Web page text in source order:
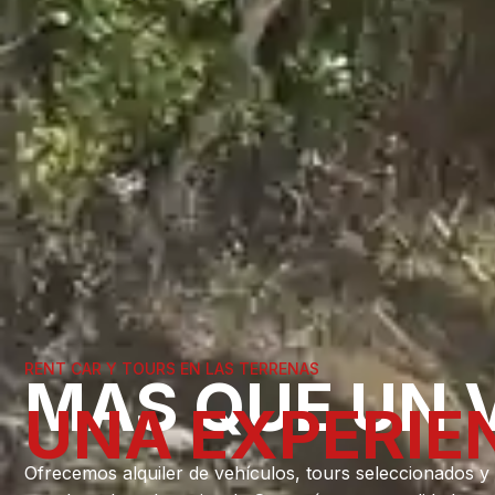
RENT CAR Y TOURS EN LAS TERRENAS
MAS QUE UN
UNA
Ofrecemos alquiler de vehículos, tours seleccionados